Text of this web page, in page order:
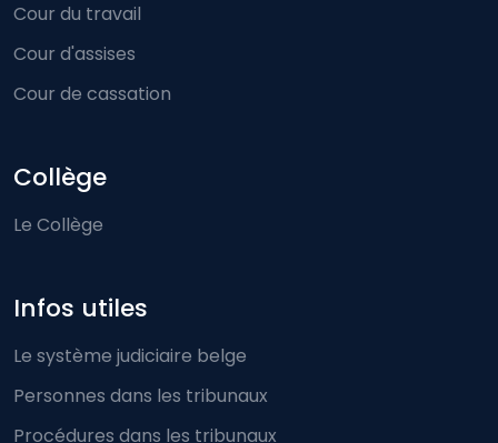
Cour du travail
Cour d'assises
Cour de cassation
Collège
Le Collège
Infos utiles
Le système judiciaire belge
Personnes dans les tribunaux
Procédures dans les tribunaux